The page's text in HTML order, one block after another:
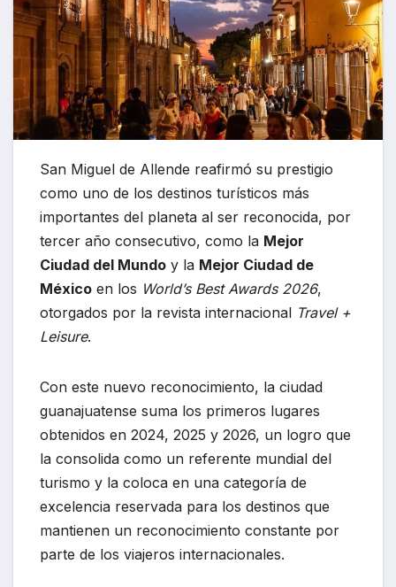
San Miguel de Allende reafirmó su prestigio
como uno de los destinos turísticos más
importantes del planeta al ser reconocida, por
tercer año consecutivo, como la Mejor
Ciudad del Mundo y la Mejor Ciudad de
México en los World’s Best Awards 2026,
otorgados por la revista internacional Travel +
Leisure.
Con este nuevo reconocimiento, la ciudad
guanajuatense suma los primeros lugares
obtenidos en 2024, 2025 y 2026, un logro que
la consolida como un referente mundial del
turismo y la coloca en una categoría de
excelencia reservada para los destinos que
mantienen un reconocimiento constante por
parte de los viajeros internacionales.